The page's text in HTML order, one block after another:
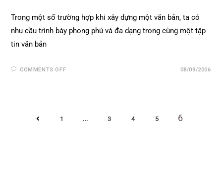
Trong một số trường hợp khi xây dựng một văn bản, ta có
nhu cầu trình bày phong phú và đa dạng trong cùng một tập
tin văn bản
COMMENTS OFF 08/09/2006
1 … 3 4 5 6